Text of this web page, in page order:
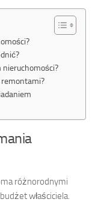
nieruchomości?
różnorodnymi
właściciela.